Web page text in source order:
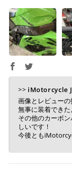
>> iMotorcycle
画像とレビュー
無事に装着できた
その他のカーボ
しいです！
今後とも